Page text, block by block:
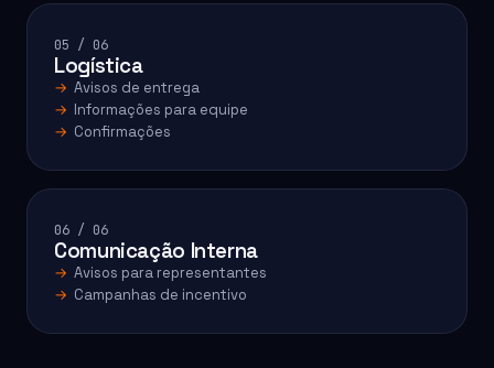
05 / 06
Logística
Avisos de entrega
Informações para equipe
Confirmações
06 / 06
Comunicação Interna
Avisos para representantes
Campanhas de incentivo